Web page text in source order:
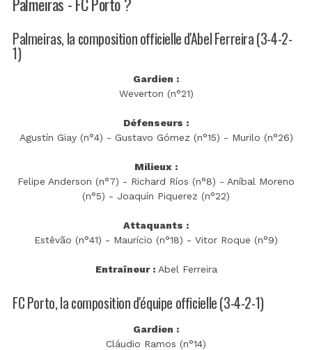
Palmeiras, la composition officielle d'Abel Ferreira (3-4-2-
1)
Gardien :
Weverton (n°21)
Défenseurs :
Agustín Giay (n°4) - Gustavo Gómez (n°15) - Murilo (n°26)
Milieux :
Felipe Anderson (n°7) - Richard Ríos (n°8) - Aníbal Moreno
(n°5) - Joaquín Piquerez (n°22)
Attaquants :
Estêvão (n°41) - Maurício (n°18) - Vitor Roque (n°9)
Entraîneur :Abel Ferreira
FC Porto, la composition d'équipe officielle (3-4-2-1)
Gardien :
Cláudio Ramos (n°14)